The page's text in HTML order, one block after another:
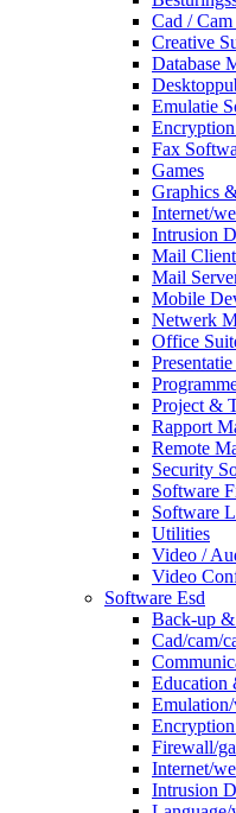
Cad /
Creative
Database
Emulatie
Fax
Games
Graphics
Internet/
Intrusion
Mail
Mail
Mobile
Netwerk
Office
Project &
Rapport
Remote
Security
Software
Software
Utilities
Video /
Video
Software Esd
Back-up &
Cad/cam/
Education
Firewall/
Internet/
Intrusion